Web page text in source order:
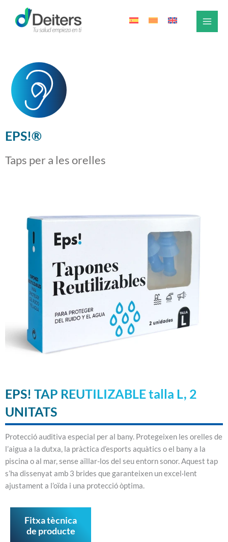
contingut
EPS!®
Taps per a les orelles
EPS! TAP REUTILIZABLE talla L, 2
UNITATS
Protecció auditiva especial per al bany. Protegeixen les orelles de
l’aigua a la dutxa, la pràctica d’esports aquàtics o el bany a la
piscina o al mar, sense aïllar-los del seu entorn sonor. Aquest tap
s’ha dissenyat amb 3 brides que garanteixen un excel·lent
ajustament a l’oïda i una protecció òptima.
Fitxa tècnica
de producte